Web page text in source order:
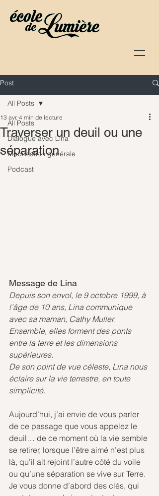
Post
All Posts
Dialogue avec Lina
Mobilisation générale
Podcast
All Posts
Traverser un deuil ou une
séparation
13 avr. 4 min de lecture
Message de Lina
Depuis son envol, le 9 octobre 1999, à
l’âge de 10 ans, Lina communique
avec sa maman, Cathy Muller.
Ensemble, elles forment des ponts
entre la terre et les dimensions
supérieures.
De son point de vue céleste, Lina nous
éclaire sur la vie terrestre, en toute
simplicité.
Aujourd’hui, j’ai envie de vous parler
de ce passage que vous appelez le
deuil… de ce moment où la vie semble
se retirer, lorsque l’être aimé n’est plus
là, qu’il ait rejoint l’autre côté du voile
ou qu’une séparation se vive sur Terre.
Je vous donne d’abord des clés, qui